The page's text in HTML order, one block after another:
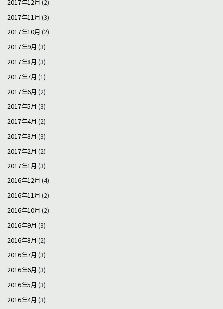
2017年12月 (2)
2017年11月 (3)
2017年10月 (2)
2017年9月 (3)
2017年8月 (3)
2017年7月 (1)
2017年6月 (2)
2017年5月 (3)
2017年4月 (2)
2017年3月 (3)
2017年2月 (2)
2017年1月 (3)
2016年12月 (4)
2016年11月 (2)
2016年10月 (2)
2016年9月 (3)
2016年8月 (2)
2016年7月 (3)
2016年6月 (3)
2016年5月 (3)
2016年4月 (3)